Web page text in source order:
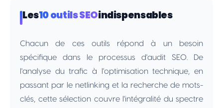
Les10 outils SEOindispensables
Chacun de ces outils répond à un besoin
spécifique dans le processus d'audit SEO. De
l'analyse du trafic à l'optimisation technique, en
passant par le netlinking et la recherche de mots-
clés, cette sélection couvre l'intégralité du spectre